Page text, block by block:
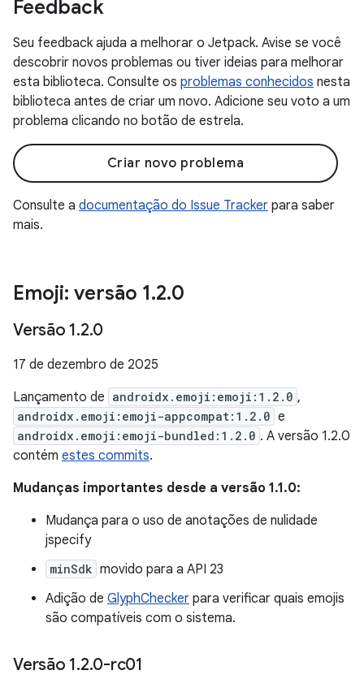
Feedback
Seu feedback ajuda a melhorar o Jetpack. Avise se você
descobrir novos problemas ou tiver ideias para melhorar
esta biblioteca. Consulte os problemas conhecidos nesta
biblioteca antes de criar um novo. Adicione seu voto a um
problema clicando no botão de estrela.
Criar novo problema
Consulte a documentação do Issue Tracker para saber
mais.
Emoji: versão 1.2.0
Versão 1.2.0
17 de dezembro de 2025
Lançamento de androidx.emoji:emoji:1.2.0 ,
androidx.emoji:emoji-appcompat:1.2.0 e
androidx.emoji:emoji-bundled:1.2.0 . A versão 1.2.0
contém estes commits.
Mudanças importantes desde a versão 1.1.0:
Mudança para o uso de anotações de nulidade
jspecify
minSdk movido para a API 23
Adição de GlyphChecker para verificar quais emojis
são compatíveis com o sistema.
Versão 1.2.0-rc01